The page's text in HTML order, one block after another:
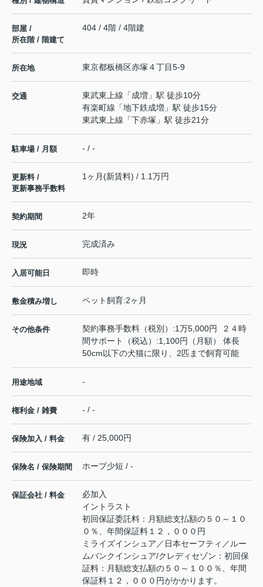
部屋 /
所在階 / 階建て
404 / 4階 / 4階建
所在地 東京都板橋区赤塚 ４丁目5-9
交通 東武東上線 「成増 」駅 徒歩10分
有楽町線 「地下鉄成増 」駅 徒歩15分
東武東上線 「下赤塚 」駅 徒歩21分
駐車場 / 月額 - / -
更新料 /
更新事務手数料
1ヶ月(新賃料) / 1.1万円
契約期間 2年
現況 完成済み
入居可能日 即時
敷金積み増し ペット飼育:2ヶ月
その他条件
契約事務手数料（税別）:1万5,000円 ２４時
間サポート（税込）:1,100円（月額） 体長
50cm以下の犬猫に限り、2匹まで飼育可能
用途地域 -
権利金 / 雑費 - / -
保険加入 / 料金 有 / 25,000円
保険名 / 保険期間 ホープ少短 / -
保証会社 / 料金
必加入
イントラスト
初回保証委託料：月額総支払額の５０～１０
０％、年間保証料１２，０００円
ミライズインシュア／日本セーフティ／ルー
ムバンクインシュア/クレディセゾン：初回保
証料：月額総支払額の５０～１００％、年間
保証料１２，０００円がかかります。